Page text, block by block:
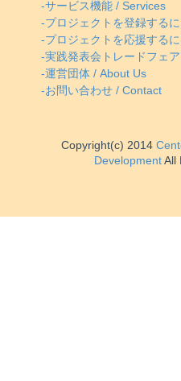
-サービス機能 / Services
-プロジェクトを登録する
-プロジェクトを応援する
-実践発表会トレードフェ
-運営団体 / About Us
-お問い合わせ / Contact
Copyright(c) 2014
DevelopmentAll